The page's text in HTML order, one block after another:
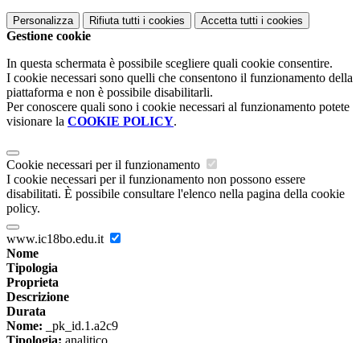
Personalizza Rifiuta tutti i cookies Accetta tutti i cookies
Gestione cookie
In questa schermata è possibile scegliere quali cookie consentire.
I cookie necessari sono quelli che consentono il funzionamento della
piattaforma e non è possibile disabilitarli.
Per conoscere quali sono i cookie necessari al funzionamento potete
visionare la COOKIE POLICY.
Cookie necessari per il funzionamento
I cookie necessari per il funzionamento non possono essere
disabilitati. È possibile consultare l'elenco nella pagina della cookie
policy.
www.ic18bo.edu.it
Nome
Tipologia
Proprieta
Descrizione
Durata
Nome: _pk_id.1.a2c9